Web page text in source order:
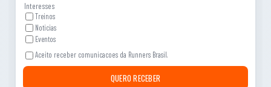
Interesses
Treinos
Noticias
Eventos
Aceito receber comunicacoes da Runners Brasil.
QUERO RECEBER